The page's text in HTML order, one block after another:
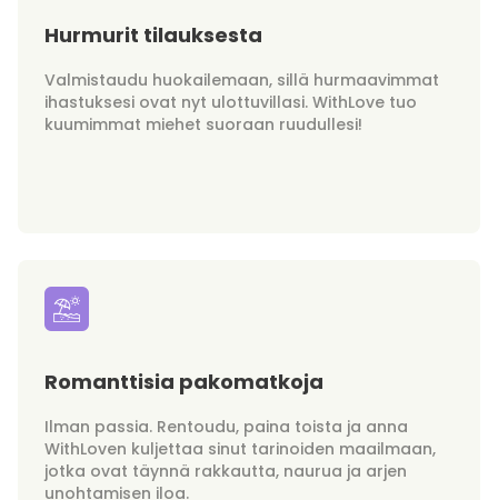
Hurmurit tilauksesta
Valmistaudu huokailemaan, sillä hurmaavimmat
ihastuksesi ovat nyt ulottuvillasi. WithLove tuo
kuumimmat miehet suoraan ruudullesi!
Romanttisia pakomatkoja
Ilman passia. Rentoudu, paina toista ja anna
WithLoven kuljettaa sinut tarinoiden maailmaan,
jotka ovat täynnä rakkautta, naurua ja arjen
unohtamisen iloa.